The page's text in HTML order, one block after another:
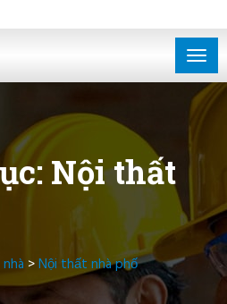
Nội thất
>Nội thất nhà phố